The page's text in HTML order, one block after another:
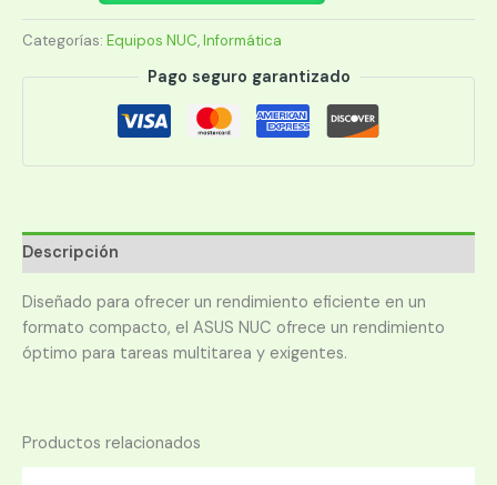
PRO
I7
2.1/HDMI/WIFI/BT/RED/DDR4/USB
Categorías: Equipos NUC,Informática
Pago seguro garantizado
Descripción
Diseñado para ofrecer un rendimiento eficiente en un
formato compacto, el ASUS NUC ofrece un rendimiento
óptimo para tareas multitarea y exigentes.
Productos relacionados